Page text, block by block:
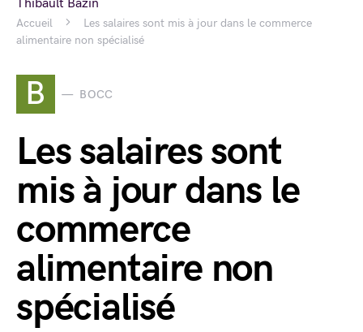
Accueil
Les salaires sont mis à jour dans le commerce
alimentaire non spécialisé
B BOCC
Les salaires sont
mis à jour dans le
commerce
alimentaire non
spécialisé
Thibault Bazin